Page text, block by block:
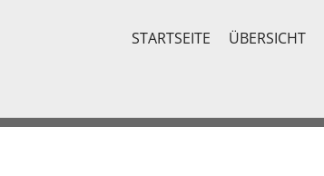
STARTSEITE ÜBERSICHT